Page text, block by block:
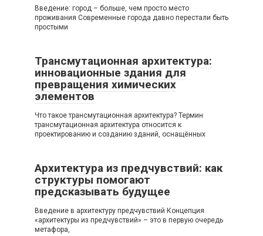
Введение: город – больше, чем просто место
проживания Современные города давно перестали быть
простыми
Трансмутационная архитектура:
инновационные здания для
превращения химических
элементов
Что такое трансмутационная архитектура? Термин
трансмутационная архитектура относится к
проектированию и созданию зданий, оснащённых
Архитектура из предчувствий: как
структуры помогают
предсказывать будущее
Введение в архитектуру предчувствий Концепция
«архитектуры из предчувствий» – это в первую очередь
метафора,